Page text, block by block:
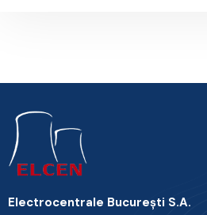
Electrocentrale Bucureşti S.A.